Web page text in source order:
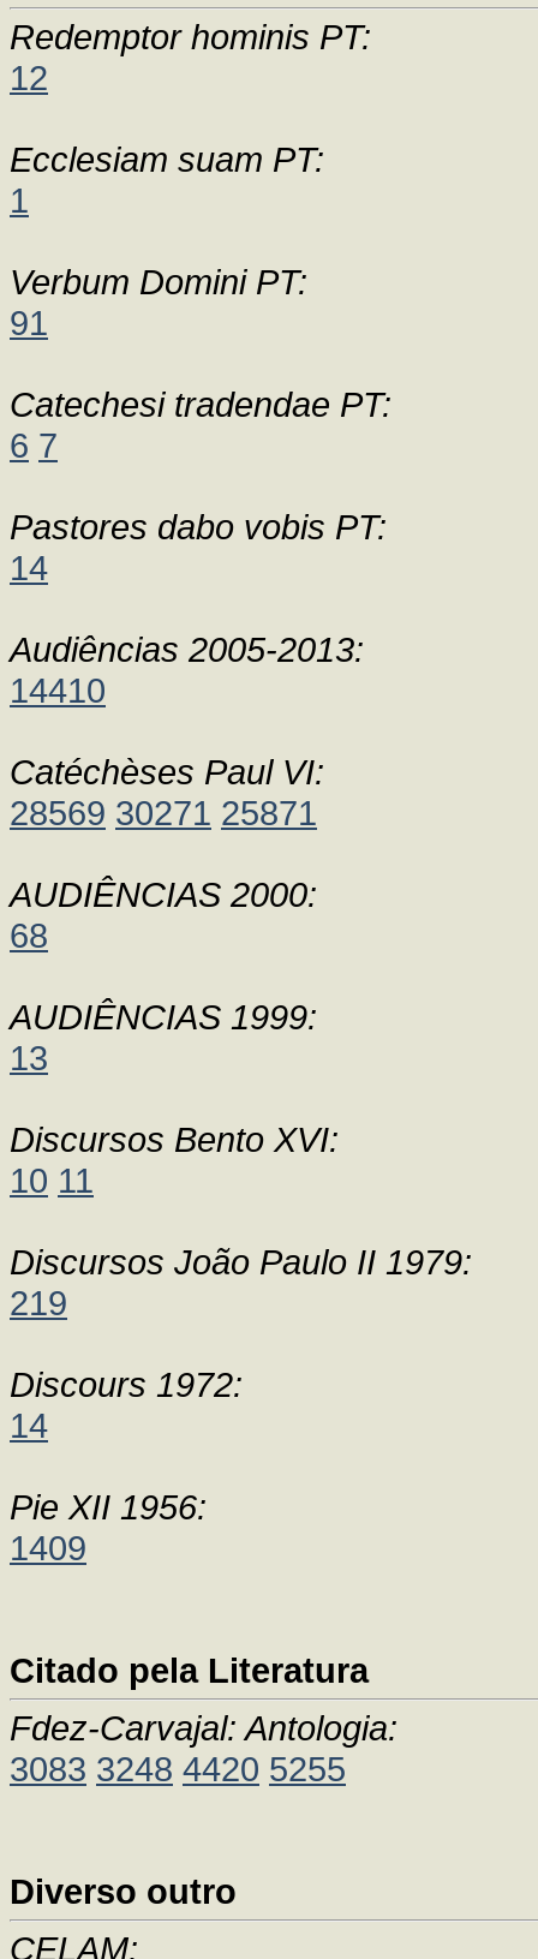
Redemptor hominis PT:
12
Ecclesiam suam PT:
1
Verbum Domini PT:
91
Catechesi tradendae PT:
6 7
Pastores dabo vobis PT:
14
Audiências 2005-2013:
14410
Catéchèses Paul VI:
28569 30271 25871
AUDIÊNCIAS 2000:
68
AUDIÊNCIAS 1999:
13
Discursos Bento XVI:
10 11
Discursos João Paulo II 1979:
219
Discours 1972:
14
Pie XII 1956:
1409
Citado pela Literatura
Fdez-Carvajal: Antologia:
3083 3248 4420 5255
Diverso outro
CELAM: